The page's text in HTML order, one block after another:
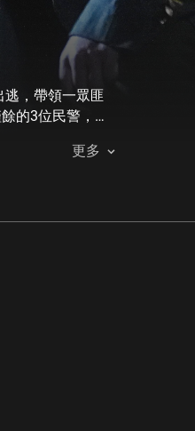
，帶領一眾匪
的3位民警，面
更多